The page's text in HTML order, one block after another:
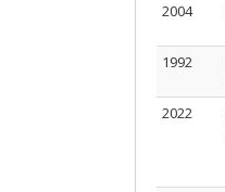
2004
1992
2022